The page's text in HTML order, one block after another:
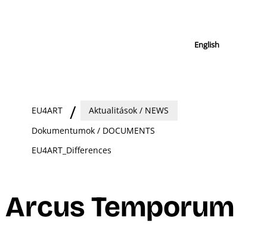
English
EU4ART
Aktualitások / NEWS
Dokumentumok / DOCUMENTS
EU4ART_Differences
Arcus Temporum